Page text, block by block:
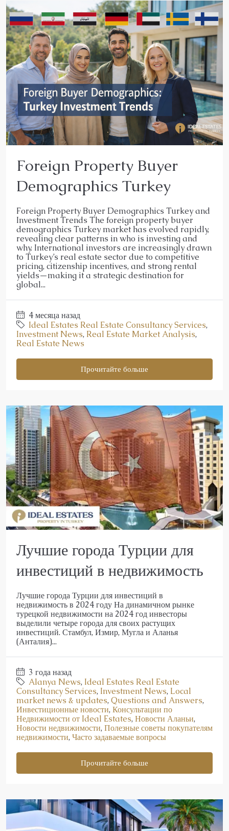
Foreign Property Buyer
Demographics Turkey
Foreign Property Buyer Demographics Turkey and
Investment Trends The foreign property buyer
demographics Turkey market has evolved rapidly,
revealing clear patterns in who is investing and
why. International investors are increasingly drawn
to Turkey’s real estate sector due to competitive
pricing, citizenship incentives, and strong rental
yields—making it a strategic destination for
global...
4 месяца назад
Ideal Estates Real Estate Consultancy Services,
Investment News, Real Estate Market Analysis,
Real Estate News
Прочитайте больше
Лучшие города Турции для
инвестиций в недвижимость
Лучшие города Турции для инвестиций в
недвижимость в 2024 году На динамичном рынке
турецкой недвижимости на 2024 год инвесторы
выделили четыре города для своих растущих
инвестиций. Стамбул, Измир, Мугла и Аланья
(Анталия)...
3 года назад
Alanya News, Ideal Estates Real Estate
Consultancy Services, Investment News, Local
market news & updates, Questions and Answers,
Инвестиционные новости, Консультации по
Недвижимости от Ideal Estates, Новости Аланьи,
Новости недвижимости, Полезные советы покупателям
недвижимости, Часто задаваемые вопросы
Прочитайте больше